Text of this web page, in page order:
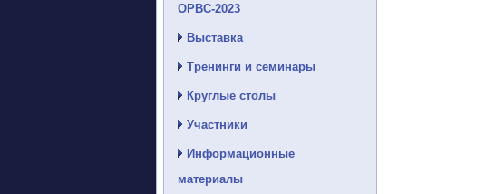
ОРВС-2023
Выставка
Тренинги и семинары
Круглые столы
Участники
Информационные
материалы